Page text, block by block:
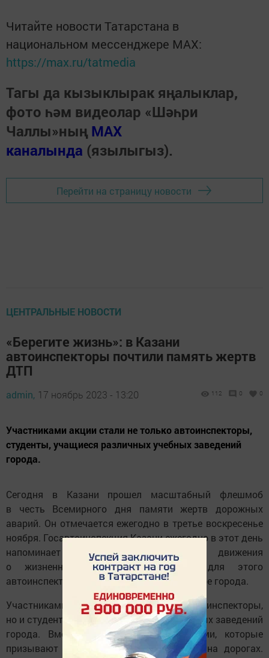
Читайте новости Татарстана в
национальном мессенджере MАХ:
https://max.ru/tatmedia
Тагы да кызыклырак яңалыклар,
фото һәм видеолар «Шәһри
Чаллы»ның MAX
каналында (язылыгыз).
Перейти на страницу новости
ЦЕНТРАЛЬНЫЕ НОВОСТИ
«Берегите жизнь»: в Казани
автоинспекторы почтили память жертв
ДТП
admin, 17 ноябрь 2023 - 13:20 112 0 0
Участниками акции стали не только автоинспекторы,
студенты, учащиеся различных учебных заведений
города.
Сегодня в Казани прошел масштабный флешмоб
в честь Всемирного дня памяти жертв дорожных
аварий. Он отмечается ежегодно в третье воскресенье
ноября. Госавтоинспекция Казани ежегодно в этот день
напоминает участникам дорожного движения
о жизненно важных правилах — для этого
автоинспекторы устраивают акцию в центре города.
Участниками акции стали не только автоинспекторы,
но и студенты, учащиеся различных учебных заведений
города. Вместе они вышли с плакатами, которые
призывают водителей быть осторожнее на дорогах.